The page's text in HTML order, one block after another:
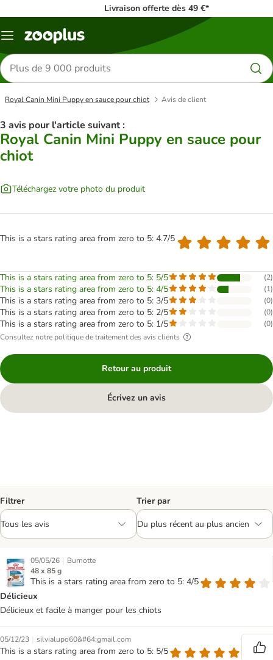
Livraison offerte dès 49 €*
Menu
Rechercher
des
produits
Royal Canin Mini Puppy en sauce pour chiot Avis de client
3 avis pour l'article suivant :
Royal Canin Mini Puppy en sauce pour
chiot
Téléchargez votre photo du produit
This is a stars rating area from zero to 5: 4.7/5
This is a stars rating area from zero to 5: 5/5 (2)
This is a stars rating area from zero to 5: 4/5 (1)
This is a stars rating area from zero to 5: 3/5 (0)
This is a stars rating area from zero to 5: 2/5 (0)
This is a stars rating area from zero to 5: 1/5 (0)
Consultez notre politique de traitement des avis clients
Retour au produit
Écrivez un avis
Filtrer Trier par
05/05/26 | Burnotte
48 x 85 g
This is a stars rating area from zero to 5: 4/5
Délicieux
Délicieux et facile à manger pour les chiots
05/12/23 | silvialupo60&#64;gmail.com
This is a stars rating area from zero to 5: 5/5